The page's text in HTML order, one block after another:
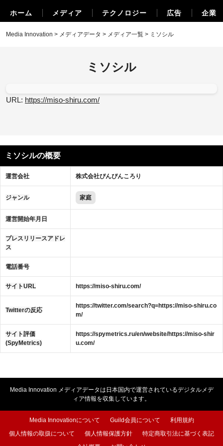
ホーム メディア テクノロジー 広告 企業
Media Innovation > メディアデータ > メディア一覧 > ミソシル
ミソシル
URL: https://miso-shiru.com/
ミソシルの概要
運営会社 株式会社ぴんぴんころり
ジャンル 家庭
運営開始年月日
プレスリリースアドレ
ス
電話番号
サイトURL https://miso-shiru.com/
Twitterの反応
https://twitter.com/search?q=https://miso-shiru.co
m/
サイト評価
(SpyMetrics)
https://spymetrics.ru/en/website/https://miso-shir
u.com/
Media Innovation メディアデータは日本国内で運営されているデジタルメデ
ィア情報を収集しています。
Media Innovationについて Guild会員について 利用規約
個人情報の取扱について 個人情報保護方針 特定商取引法に基づく表記